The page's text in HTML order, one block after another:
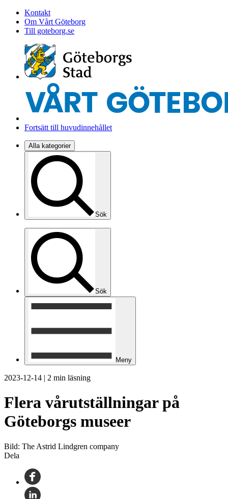
Kontakt
Om Vårt Göteborg
Till goteborg.se
Fortsätt till huvudinnehållet
Alla kategorier
Sök
Sök
Meny
2023-12-14 | 2 min läsning
Flera vårutställningar på
Göteborgs museer
Bild: The Astrid Lindgren company
Dela